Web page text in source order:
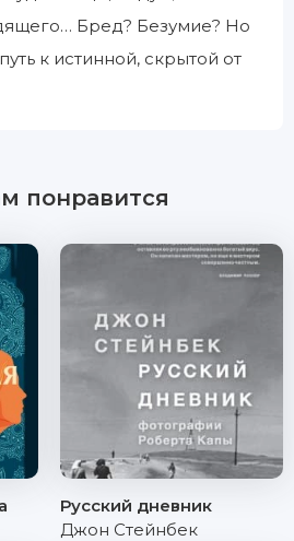
Бред? Безумие? Но
к истинной, скрытой от
понравится
Русский дневник
Джон Стейнбек